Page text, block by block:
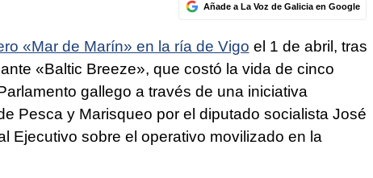
Añade a La Voz de Galicia en Google
«Mar de Marín» en la ría de Vigo el 1 de abril, tras
«Baltic Breeze», que costó la vida de cinco
gallego a través de una iniciativa
Pesca y Marisqueo por el diputado socialista José
Ejecutivo sobre el operativo movilizado en la